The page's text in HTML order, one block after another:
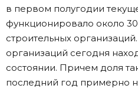
в первом полугодии
функционировало около
строительных
организаций сегодня
состоянии. Причем доля
последний год примерно